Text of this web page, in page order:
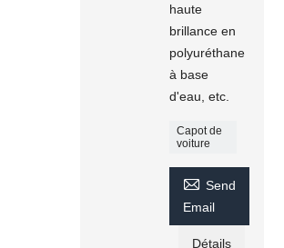
haute
brillance en
polyuréthane
à base
d'eau, etc.
Capot de
voiture
 Send
Email
Détails